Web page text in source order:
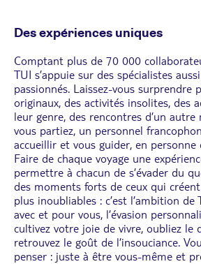
Des expériences uniques
Comptant plus de 70 000
TUI s’appuie sur des spécialistes
passionnés. Laissez-vous surprendre
originaux, des activités insolites, des
leur genre, des rencontres d’un autre
vous partiez, un personnel
accueillir et vous guider, en
Faire de chaque voyage une
permettre à chacun de s’évader du
des moments forts de ceux qui
plus inoubliables : c’est l’ambition de
avec et pour vous, l’évasion
cultivez votre joie de vivre, oubliez le
retrouvez le goût de l’insouciance.
penser : juste à être vous-même et